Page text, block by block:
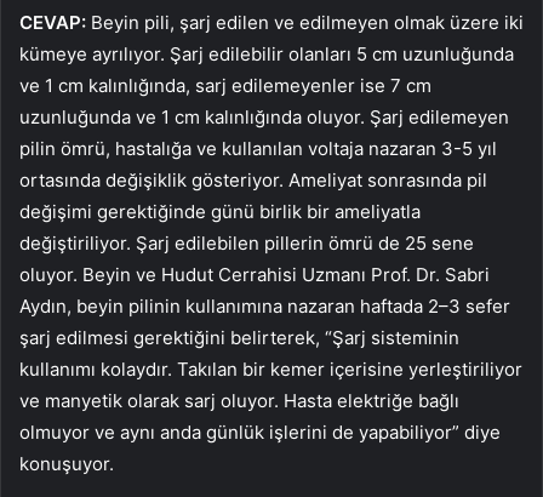
CEVAP: Beyin pili, şarj edilen ve edilmeyen olmak üzere iki
kümeye ayrılıyor. Şarj edilebilir olanları 5 cm uzunluğunda
ve 1 cm kalınlığında, sarj edilemeyenler ise 7 cm
uzunluğunda ve 1 cm kalınlığında oluyor. Şarj edilemeyen
pilin ömrü, hastalığa ve kullanılan voltaja nazaran 3-5 yıl
ortasında değişiklik gösteriyor. Ameliyat sonrasında pil
değişimi gerektiğinde günü birlik bir ameliyatla
değiştiriliyor. Şarj edilebilen pillerin ömrü de 25 sene
oluyor. Beyin ve Hudut Cerrahisi Uzmanı Prof. Dr. Sabri
Aydın, beyin pilinin kullanımına nazaran haftada 2–3 sefer
şarj edilmesi gerektiğini belirterek, “Şarj sisteminin
kullanımı kolaydır. Takılan bir kemer içerisine yerleştiriliyor
ve manyetik olarak sarj oluyor. Hasta elektriğe bağlı
olmuyor ve aynı anda günlük işlerini de yapabiliyor” diye
konuşuyor.